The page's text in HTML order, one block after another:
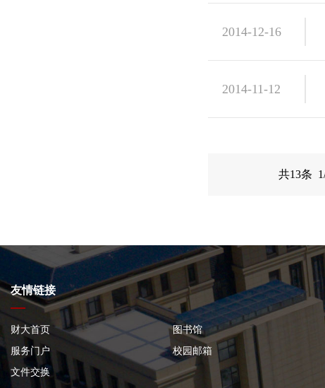
2014-12-16
2014-11-12
共13条
友情链接
财大首页
图书馆
服务门户
校园邮箱
文件交换